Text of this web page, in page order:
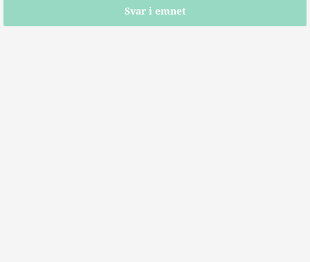
Svar i emnet